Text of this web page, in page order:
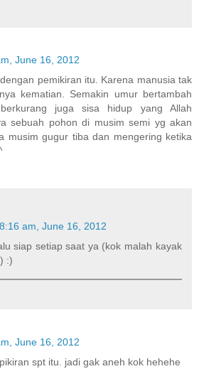
June 16, 2012
pemikiran itu. Karena manusia tak
kematian. Semakin umur bertambah
juga sisa hidup yang Allah
sebuah pohon di musim semi yg akan
musim gugur tiba dan mengering ketika
8:16 am, June 16, 2012
siap setiap saat ya (kok malah kayak
:)
June 16, 2012
spt itu. jadi gak aneh kok hehehe